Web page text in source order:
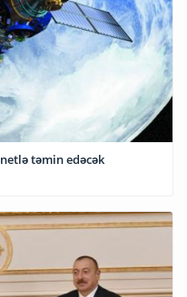
təmin edəcək